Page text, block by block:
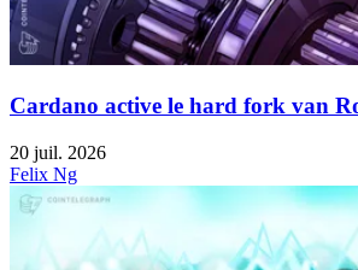
Cardano active le hard fork van
20 juil. 2026
Felix Ng